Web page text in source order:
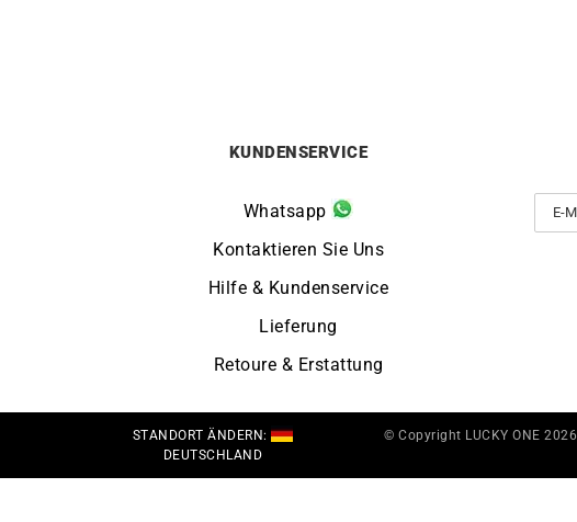
KUNDENSERVICE
Whatsapp
Kontaktieren Sie Uns
Hilfe & Kundenservice
Lieferung
Retoure & Erstattung
STANDORT ÄNDERN:
DEUTSCHLAND
© Copyright LUCKY ONE 2026